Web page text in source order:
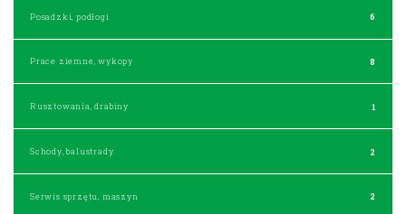
Posadzki, podłogi 6
Prace ziemne, wykopy 8
Rusztowania, drabiny 1
Schody, balustrady 2
Serwis sprzętu, maszyn 2